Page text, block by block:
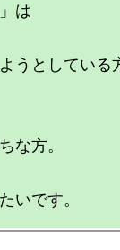
は
うとしている
な方。